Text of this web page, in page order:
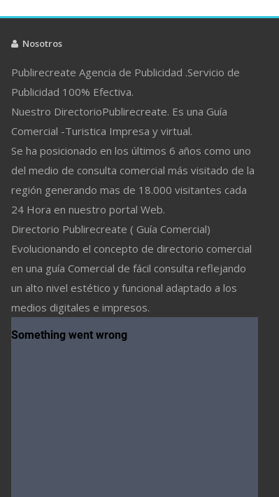
Nosotros
Publirecreate Agencia de Publicidad .Servicio de
Publicidad 100% Efectiva.
Nuestro DirectorioPublirecreate. Es una Guía
Comercial -Turistica Impresa y virtual.
Se ha posicionado en los últimos 6 años como uno
del medio de consulta comercial más visitado de la
región generando mas de 18.000 visitantes cada
24 Hora en nuestro portal Web.
Directorio Publirecreate ( Guía Comercial)
Evolucionando el concepto de directorio comercial
en una guía Comercial de fácil consulta reflejando
un alto nivel estético y funcional adaptado a los
medios digitales e impresos.